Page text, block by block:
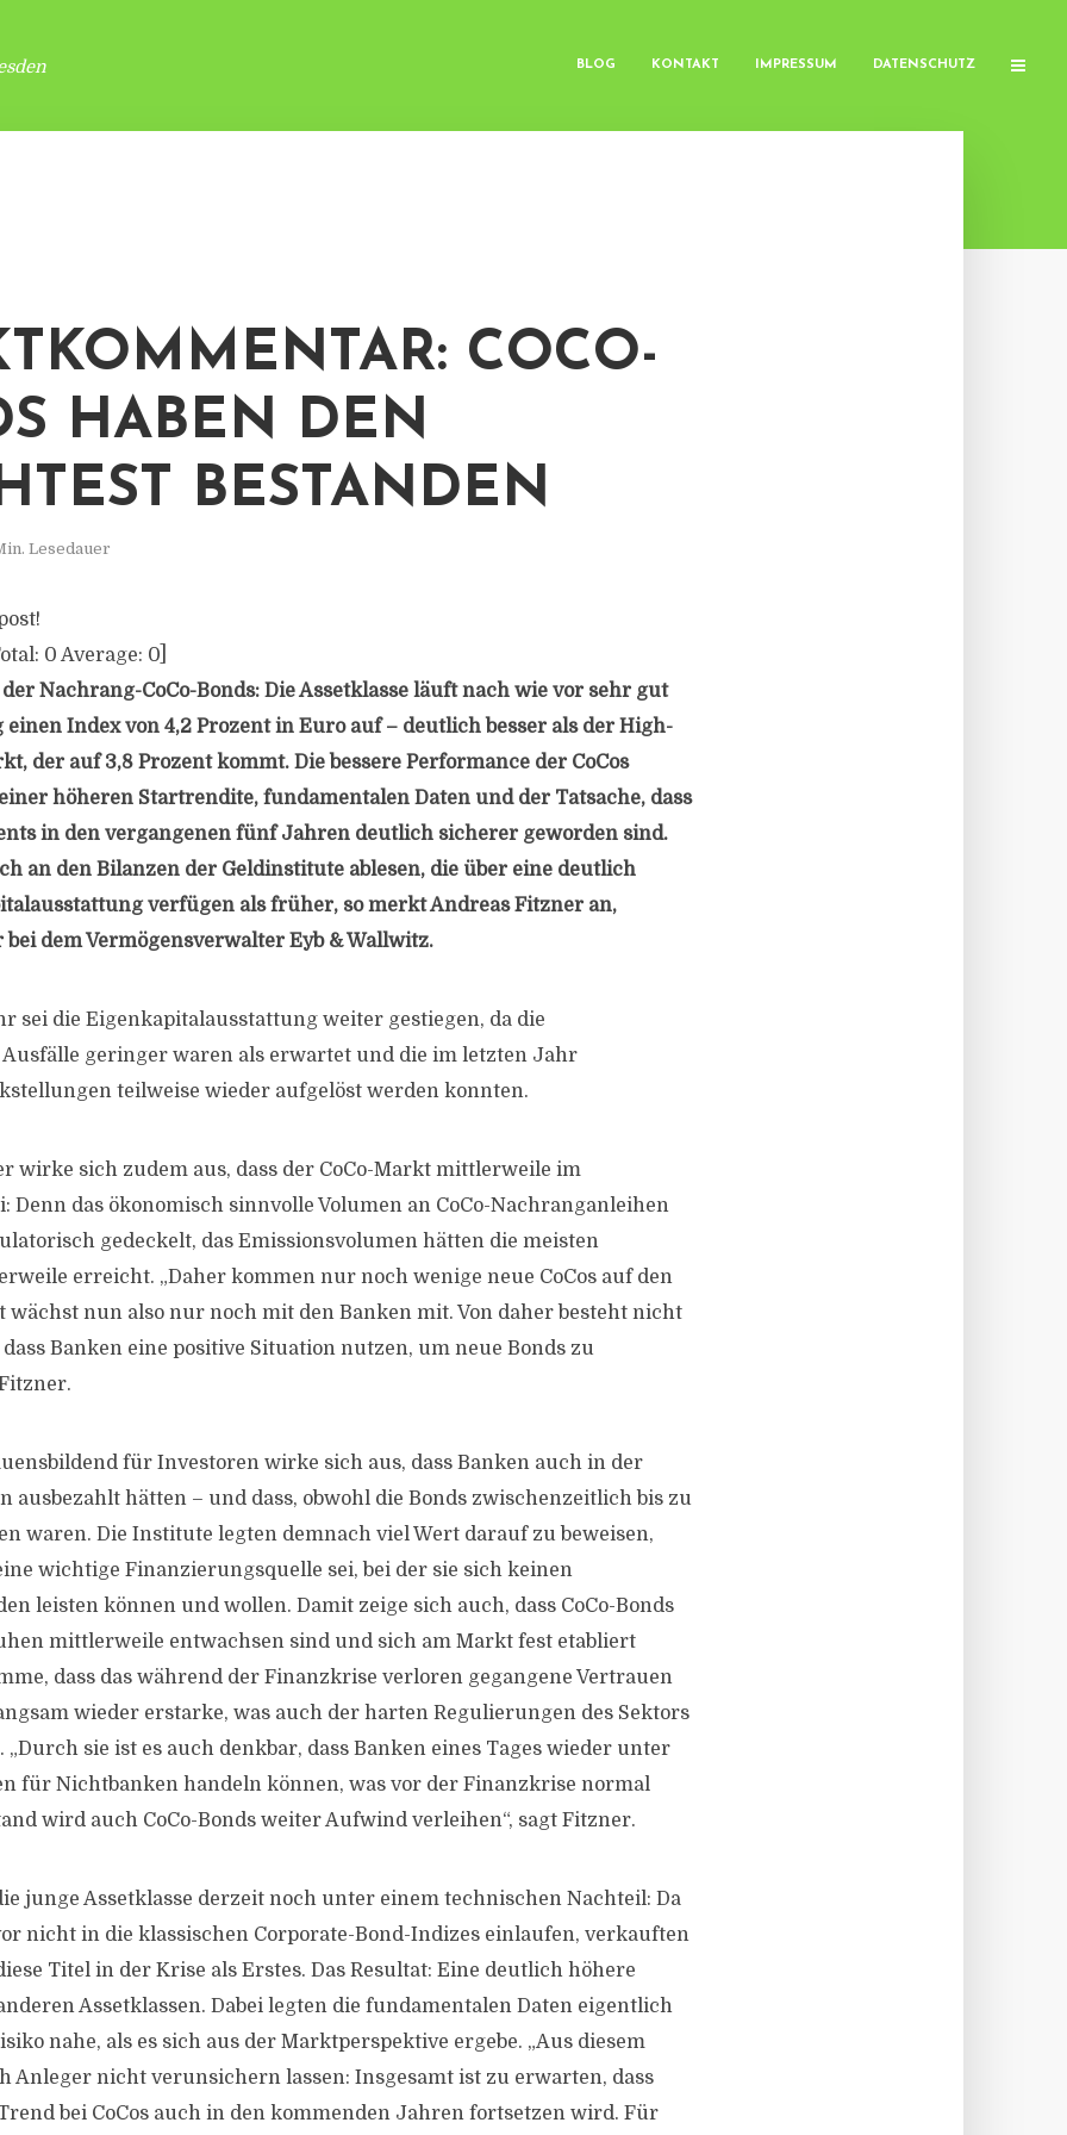
BLOG KONTAKT IMPRESSUM DATENSCHUTZ
COCO-
HABEN DEN
BESTANDEN
Lesedauer
0 Average: 0
Nachrang-CoCo-Bonds: Die Assetklasse läuft nach wie vor sehr gut
Index von 4,2 Prozent in Euro auf – deutlich besser als der High-
der auf 3,8 Prozent kommt. Die bessere Performance der CoCos
höheren Startrendite, fundamentalen Daten und der Tatsache, dass
in den vergangenen fünf Jahren deutlich sicherer geworden sind.
an den Bilanzen der Geldinstitute ablesen, die über eine deutlich
verfügen als früher, so merkt Andreas Fitzner an,
dem Vermögensverwalter Eyb & Wallwitz.
sei die Eigenkapitalausstattung weiter gestiegen, da die
geringer waren als erwartet und die im letzten Jahr
teilweise wieder aufgelöst werden konnten.
wirke sich zudem aus, dass der CoCo-Markt mittlerweile im
Denn das ökonomisch sinnvolle Volumen an CoCo-Nachranganleihen
gedeckelt, das Emissionsvolumen hätten die meisten
erreicht. „Daher kommen nur noch wenige neue CoCos auf den
nun also nur noch mit den Banken mit. Von daher besteht nicht
Banken eine positive Situation nutzen, um neue Bonds zu
für Investoren wirke sich aus, dass Banken auch in der
ausbezahlt hätten – und dass, obwohl die Bonds zwischenzeitlich bis zu
waren. Die Institute legten demnach viel Wert darauf zu beweisen,
wichtige Finanzierungsquelle sei, bei der sie sich keinen
leisten können und wollen. Damit zeige sich auch, dass CoCo-Bonds
mittlerweile entwachsen sind und sich am Markt fest etabliert
dass das während der Finanzkrise verloren gegangene Vertrauen
wieder erstarke, was auch der harten Regulierungen des Sektors
„Durch sie ist es auch denkbar, dass Banken eines Tages wieder unter
für Nichtbanken handeln können, was vor der Finanzkrise normal
wird auch CoCo-Bonds weiter Aufwind verleihen“, sagt Fitzner.
junge Assetklasse derzeit noch unter einem technischen Nachteil: Da
nicht in die klassischen Corporate-Bond-Indizes einlaufen, verkauften
Titel in der Krise als Erstes. Das Resultat: Eine deutlich höhere
Assetklassen. Dabei legten die fundamentalen Daten eigentlich
nahe, als es sich aus der Marktperspektive ergebe. „Aus diesem
Anleger nicht verunsichern lassen: Insgesamt ist zu erwarten, dass
bei CoCos auch in den kommenden Jahren fortsetzen wird. Für